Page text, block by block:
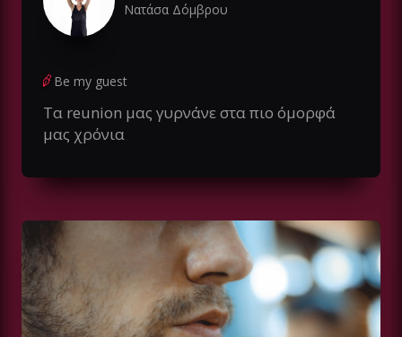
Νατάσα Δόμβρου
Be my guest
Τα reunion μας γυρνάνε στα πιο όμορφά
μας χρόνια